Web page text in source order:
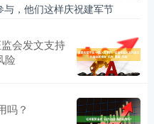
，他们这样庆祝建军节
会发文支持
险
吗？